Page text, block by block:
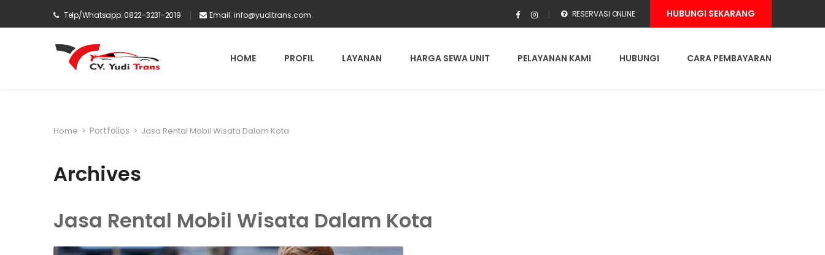
Telp/Whatsapp: 0822-3231-2019 Email: info@yuditrans.com RESERVASI ONLINE HUBUNGI SEKARANG
HOME PROFIL LAYANAN HARGA SEWA UNIT PELAYANAN KAMI HUBUNGI CARA PEMBAYARAN
Home > Portfolios > Jasa Rental Mobil Wisata Dalam Kota
Archives
Jasa Rental Mobil Wisata Dalam Kota